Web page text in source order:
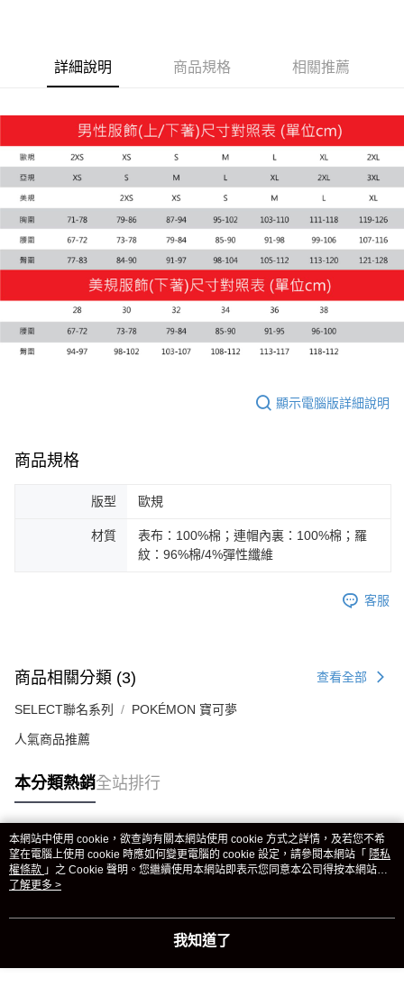
宅配(離島恕不配送)
每筆NT$150，滿NT$1,800(含以上)免運費
詳細說明 商品規格 相關推薦
顯示電腦版詳細說明
商品規格
版型 歐規
材質
表布：100%棉；連帽內裏：100%棉；羅
紋：96%棉/4%彈性纖維
客服
商品相關分類 (3) 查看全部
SELECT聯名系列 POKÉMON 寶可夢
人氣商品推薦
本分類熱銷全站排行
熱門標籤
本網站中使用 cookie，欲查詢有關本網站使用 cookie 方式之詳情，及若您不希
望在電腦上使用 cookie 時應如何變更電腦的 cookie 設定，請參閱本網站「 隱私
權條款 」之 Cookie 聲明。您繼續使用本網站即表示您同意本公司得按本網站使
用條款之 Cookie 聲明使用 cookie。
了解更多 >
我知道了